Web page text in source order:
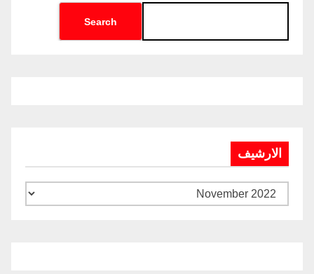
Search
الارشيف